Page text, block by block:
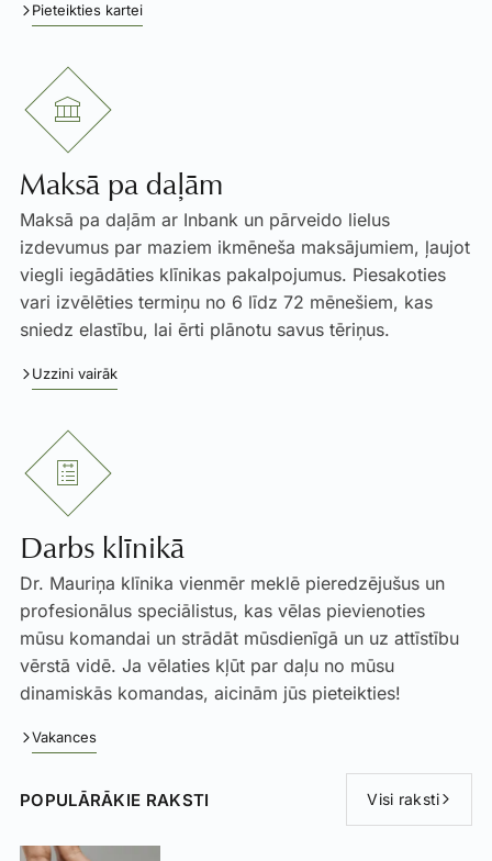
Pieteikties kartei
Maksā pa daļām
Maksā pa daļām ar Inbank un pārveido lielus
izdevumus par maziem ikmēneša maksājumiem, ļaujot
viegli iegādāties klīnikas pakalpojumus. Piesakoties
vari izvēlēties termiņu no 6 līdz 72 mēnešiem, kas
sniedz elastību, lai ērti plānotu savus tēriņus.
Uzzini vairāk
Darbs klīnikā
Dr. Mauriņa klīnika vienmēr meklē pieredzējušus un
profesionālus speciālistus, kas vēlas pievienoties
mūsu komandai un strādāt mūsdienīgā un uz attīstību
vērstā vidē. Ja vēlaties kļūt par daļu no mūsu
dinamiskās komandas, aicinām jūs pieteikties!
Vakances
POPULĀRĀKIE RAKSTI Visi raksti